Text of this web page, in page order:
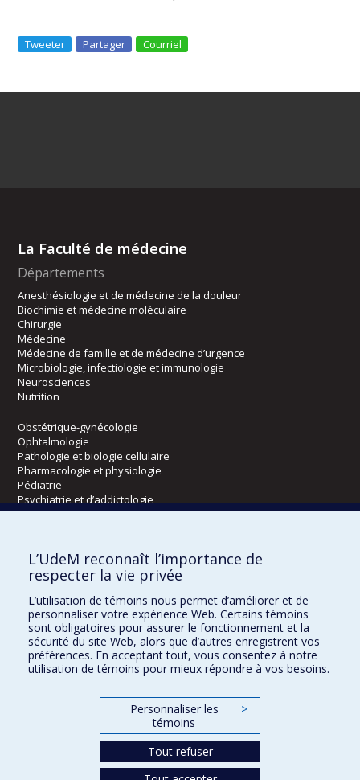
Tweeter Partager Courriel
La Faculté de médecine
Départements
Anesthésiologie et de médecine de la douleur
Biochimie et médecine moléculaire
Chirurgie
Médecine
Médecine de famille et de médecine d’urgence
Microbiologie, infectiologie et immunologie
Neurosciences
Nutrition
Obstétrique-gynécologie
Ophtalmologie
Pathologie et biologie cellulaire
Pharmacologie et physiologie
Pédiatrie
Psychiatrie et d’addictologie
Radiologie, radio-oncologie et médecine nucléaire
Écoles
Orthophonie et audiologie
Réadaptation
Directions
L’UdeM reconnaît l’importance de
respecter la vie privée
L’utilisation de témoins nous permet d’améliorer et de
personnaliser votre expérience Web. Certains témoins
sont obligatoires pour assurer le fonctionnement et la
sécurité du site Web, alors que d’autres enregistrent vos
préférences. En acceptant tout, vous consentez à notre
utilisation de témoins pour mieux répondre à vos besoins.
Personnaliser les
témoins
>
Tout refuser